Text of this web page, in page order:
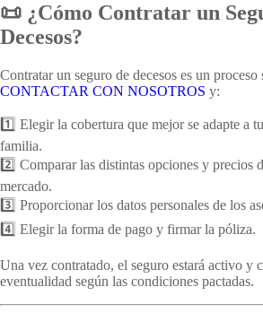
📜 ¿Cómo Contratar un
Decesos?
Contratar un seguro de decesos es un
CONTACTAR CON NOSOTROS y:
1️⃣ Elegir la cobertura que mejor se adapte a
familia.
2️⃣ Comparar las distintas opciones y precios
mercado.
3️⃣ Proporcionar los datos personales de los
4️⃣ Elegir la forma de pago y firmar la póliza.
Una vez contratado, el seguro estará activo y
eventualidad según las condiciones pactadas.